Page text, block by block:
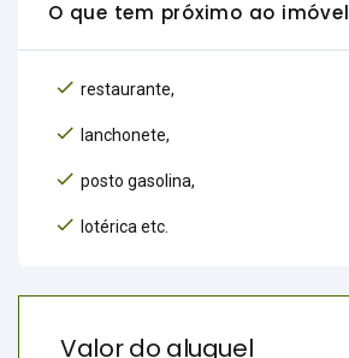
O que tem próximo ao imóvel
restaurante,
lanchonete,
posto gasolina,
lotérica etc.
Valor do aluguel